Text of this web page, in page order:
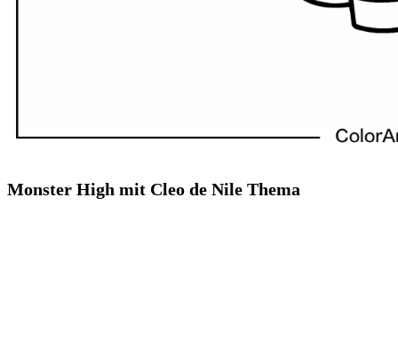
Monster High mit Cleo de Nile Thema